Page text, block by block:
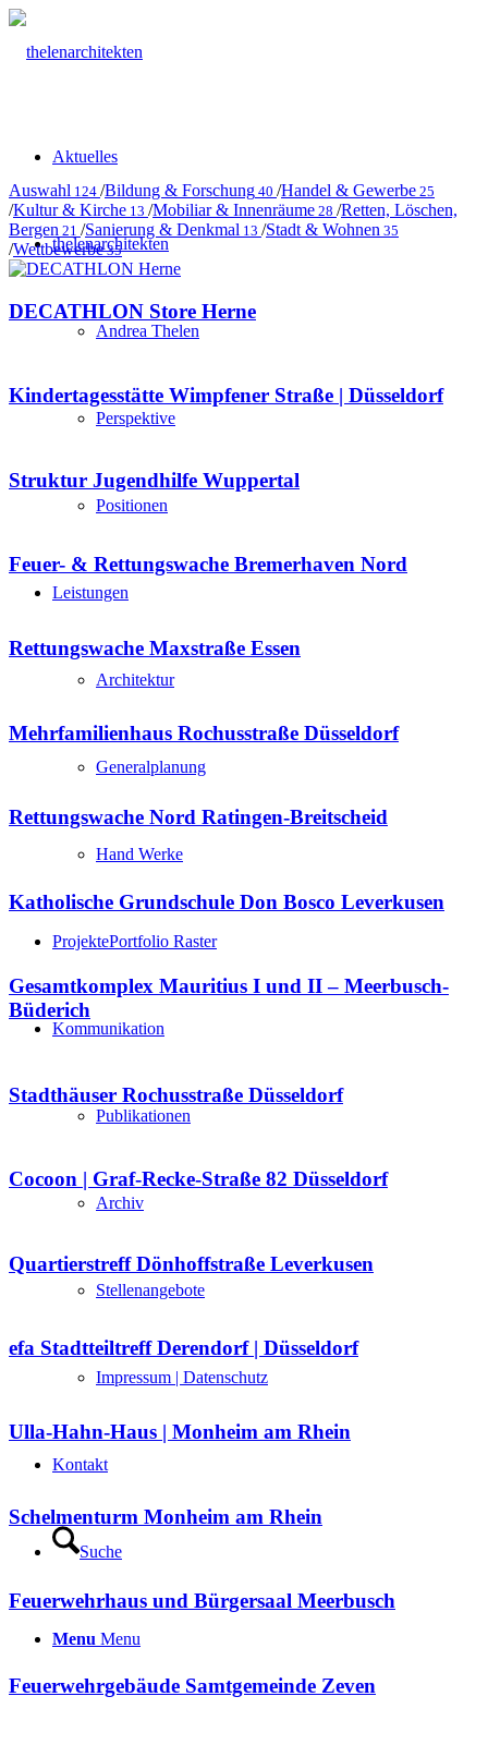
Aktuelles
thelenarchitekten
Andrea Thelen
Perspektive
Positionen
Leistungen
Architektur
Generalplanung
Hand Werke
ProjektePortfolio Raster
Kommunikation
Publikationen
Archiv
Stellenangebote
Impressum | Datenschutz
Kontakt
Suche
Menu Menu
Auswahl 124 /Bildung & Forschung 40 /Handel & Gewerbe 25
/Kultur & Kirche 13 /Mobiliar & Innenräume 28 /Retten, Löschen,
Bergen 21 /Sanierung & Denkmal 13 /Stadt & Wohnen 35
/Wettbewerbe35
DECATHLON Store Herne
Kindertagesstätte Wimpfener Straße | Düsseldorf
Struktur Jugendhilfe Wuppertal
Feuer- & Rettungswache Bremerhaven Nord
Rettungswache Maxstraße Essen
Mehrfamilienhaus Rochusstraße Düsseldorf
Rettungswache Nord Ratingen-Breitscheid
Katholische Grundschule Don Bosco Leverkusen
Gesamtkomplex Mauritius I und II – Meerbusch-
Büderich
Stadthäuser Rochusstraße Düsseldorf
Cocoon | Graf-Recke-Straße 82 Düsseldorf
Quartierstreff Dönhoffstraße Leverkusen
efa Stadtteiltreff Derendorf | Düsseldorf
Ulla-Hahn-Haus | Monheim am Rhein
Schelmenturm Monheim am Rhein
Feuerwehrhaus und Bürgersaal Meerbusch
Feuerwehrgebäude Samtgemeinde Zeven